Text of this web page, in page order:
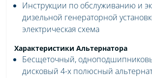
Инструкции по обслуживанию и
дизельной генераторной
электрическая схема
Характеристики Альтернатора
Бесщеточный,
дисковый 4-х полюсный